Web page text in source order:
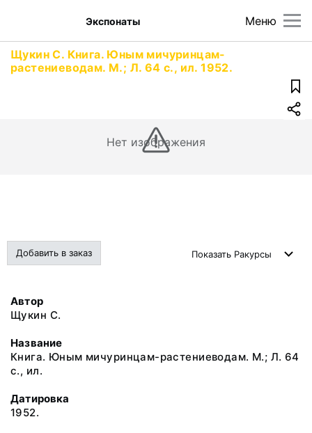
Меню
Экспонаты
Щукин С. Книга. Юным мичуринцам-
растениеводам. М.; Л. 64 с., ил. 1952.
Нет изображения
Добавить в заказ Показать Ракурсы
Автор
Щукин С.
Название
Книга. Юным мичуринцам-растениеводам. М.; Л. 64
с., ил.
Датировка
1952.